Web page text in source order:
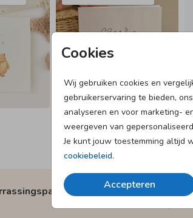
Cookies
Wij gebruiken cookies en
gebruikerservaring te bieden,
analyseren en voor marketing-
weergeven van
Je kunt jouw toestemming altijd
cookiebeleid.
Accepteren